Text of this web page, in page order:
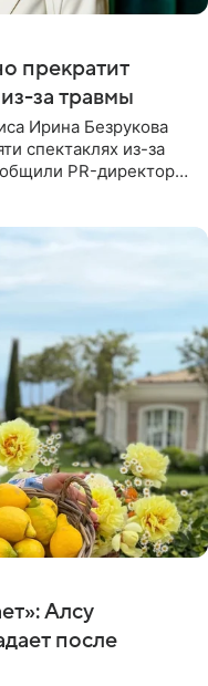
прекратит
за травмы
Ирина Безрукова
спектаклях из-за
PR-директор
Алсу
после